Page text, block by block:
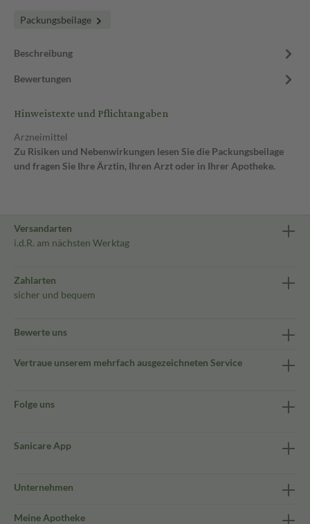
Packungsbeilage
Beschreibung
Bewertungen
Hinweistexte und Pflichtangaben
Arzneimittel
Zu Risiken und Nebenwirkungen lesen Sie die Packungsbeilage
und fragen Sie Ihre Ärztin, Ihren Arzt oder in Ihrer Apotheke.
Versandarten
i.d.R. am nächsten Werktag
Zahlarten
sicher und bequem
Bewerte uns
Vertraue unserem mehrfach ausgezeichneten Service
Folge uns
Sanicare App
Unternehmen
Meine Apotheke